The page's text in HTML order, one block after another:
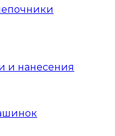
и нанесения